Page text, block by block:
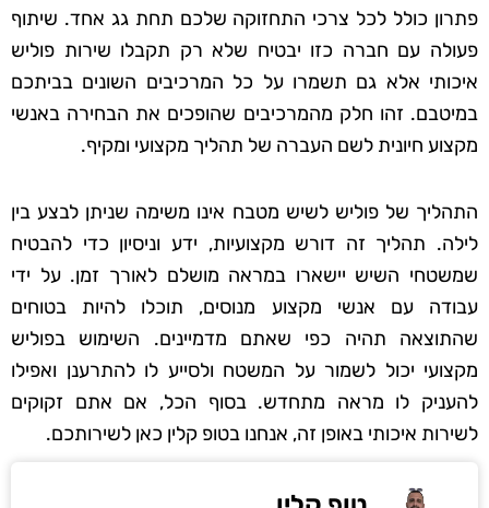
פתרון כולל לכל צרכי התחזוקה שלכם תחת גג אחד. שיתוף
פעולה עם חברה כזו יבטיח שלא רק תקבלו שירות פוליש
איכותי אלא גם תשמרו על כל המרכיבים השונים בביתכם
במיטבם. זהו חלק מהמרכיבים שהופכים את הבחירה באנשי
מקצוע חיונית לשם העברה של תהליך מקצועי ומקיף.
התהליך של פוליש לשיש מטבח אינו משימה שניתן לבצע בין
לילה. תהליך זה דורש מקצועיות, ידע וניסיון כדי להבטיח
שמשטחי השיש יישארו במראה מושלם לאורך זמן. על ידי
עבודה עם אנשי מקצוע מנוסים, תוכלו להיות בטוחים
שהתוצאה תהיה כפי שאתם מדמיינים. השימוש בפוליש
מקצועי יכול לשמור על המשטח ולסייע לו להתרענן ואפילו
להעניק לו מראה מתחדש. בסוף הכל, אם אתם זקוקים
לשירות איכותי באופן זה, אנחנו בטופ קלין כאן לשירותכם.